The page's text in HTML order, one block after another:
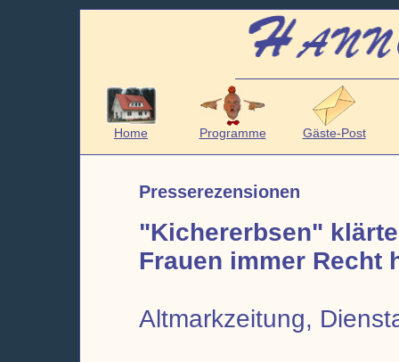
Home Programme Gäste-Post
Presserezensionen
"Kichererbsen"
Frauen immer Recht
Altmarkzeitung,